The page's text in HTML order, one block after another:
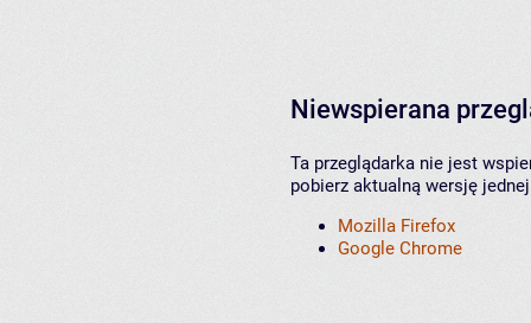
Niewspierana
Ta przeglądarka nie jest
pobierz aktualną wersję
Mozilla Firefox
Google Chrome